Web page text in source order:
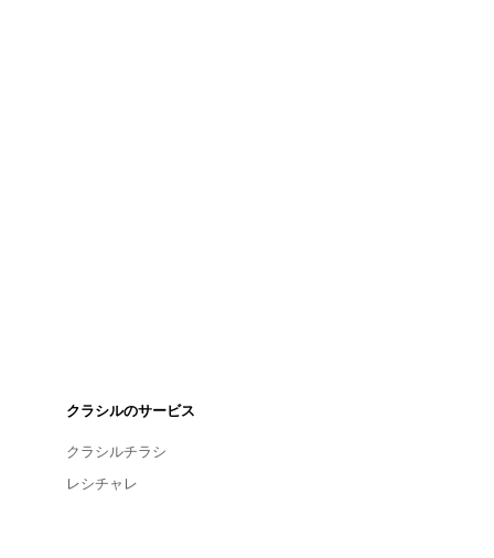
クラシルのサービス
クラシルチラシ
レシチャレ